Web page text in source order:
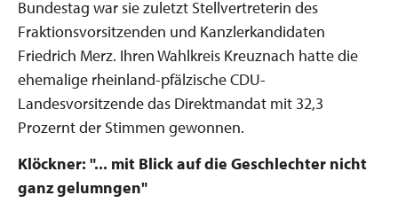
Bundestag war sie zuletzt Stellvertreterin des
Fraktionsvorsitzenden und Kanzlerkandidaten
Friedrich Merz. Ihren Wahlkreis Kreuznach hatte die
ehemalige rheinland-pfälzische CDU-
Landesvorsitzende das Direktmandat mit 32,3
Prozernt der Stimmen gewonnen.
Klöckner: "... mit Blick auf die Geschlechter nicht
ganz gelumngen"